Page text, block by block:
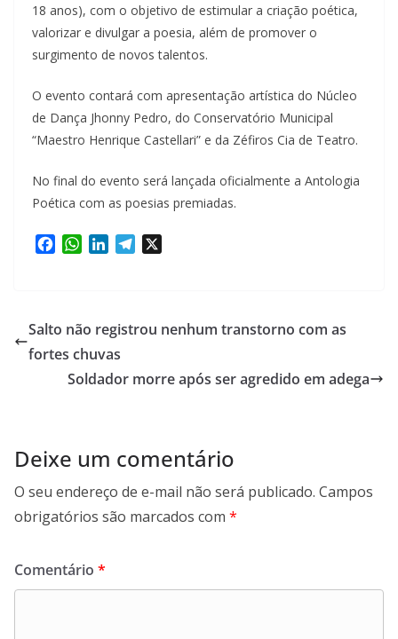
18 anos), com o objetivo de estimular a criação poética,
valorizar e divulgar a poesia, além de promover o
surgimento de novos talentos.
O evento contará com apresentação artística do Núcleo
de Dança Jhonny Pedro, do Conservatório Municipal
“Maestro Henrique Castellari” e da Zéfiros Cia de Teatro.
No final do evento será lançada oficialmente a Antologia
Poética com as poesias premiadas.
b
o
W
s
p
p
e
d
I
n
g
m
Salto não registrou nenhum transtorno com as
fortes chuvas
Soldador morre após ser agredido em adega
Deixe um comentário
O seu endereço de e-mail não será publicado. Campos
obrigatórios são marcados com *
Comentário *